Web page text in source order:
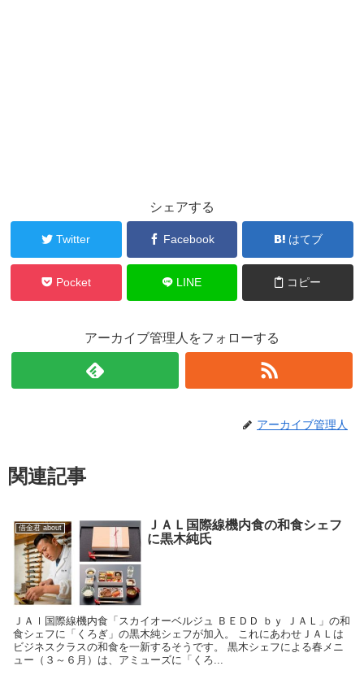
シェアする
Twitter Facebook はてブ
Pocket LINE コピー
アーカイブ管理人をフォローする
アーカイブ管理人
関連記事
借金君 about
ＪＡＬ国際線機内食の和食シェフ
に黒木純氏
ＪＡｌ国際線機内食「スカイオーベルジュ ＢＥＤＤ ｂｙ ＪＡＬ」の和
食シェフに「くろぎ」の黒木純シェフが加入。 これにあわせＪＡＬは
ビジネスクラスの和食を一新するそうです。 黒木シェフによる春メニ
ュー（３～６月）は、アミューズに「くろ...